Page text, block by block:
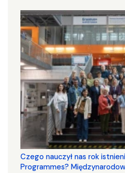
Czego nauczył nas rok
Programmes?